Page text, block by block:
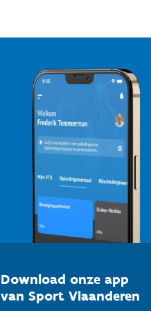
Download onze app
van Sport Vlaanderen